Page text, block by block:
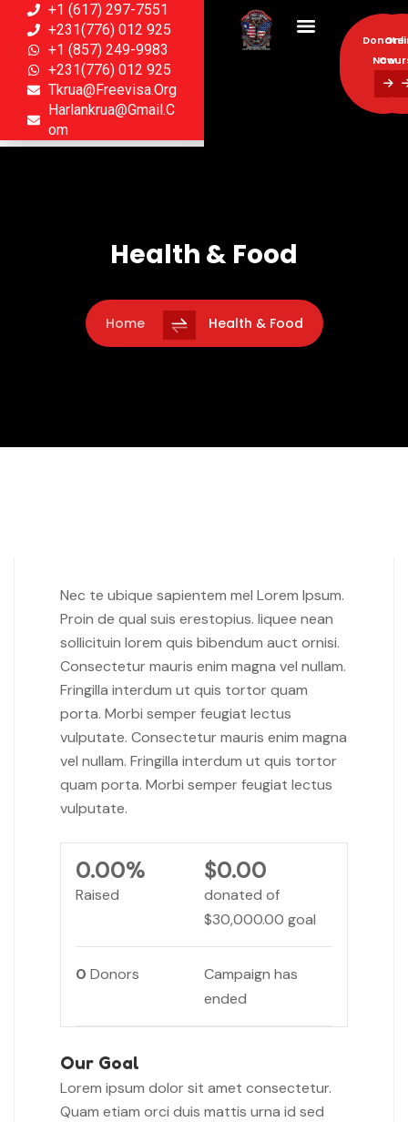
+1 (617) 297-7551
+231(776) 012 925
+1 (857) 249-9983
+231(776) 012 925
Tkrua@freevisa.org
Harlankrua@gmail.c
Om
Donate
Now
Donate
Health & Food
Home Health & Food
Nec te ubique sapientem mel Lorem Ipsum.
Proin de qual suis erestopius. liquee nean
sollicituin lorem quis bibendum auct ornisi.
Consectetur mauris enim magna vel nullam.
Fringilla interdum ut quis tortor quam
porta. Morbi semper feugiat lectus
vulputate. Consectetur mauris enim magna
vel nullam. Fringilla interdum ut quis tortor
quam porta. Morbi semper feugiat lectus
vulputate.
0.00%
Raised
$0.00
donated of
$30,000.00 goal
0 Donors
Campaign has
ended
Our Goal
Lorem ipsum dolor sit amet consectetur.
Quam etiam orci duis mattis urna id sed